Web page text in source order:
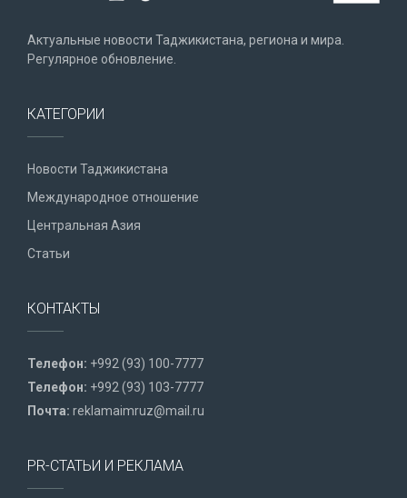
Актуальные новости Таджикистана, региона и мира.
Регулярное обновление.
КАТЕГОРИИ
Новости Таджикистана
Международное отношение
Центральная Азия
Статьи
КОНТАКТЫ
Телефон: +992 (93) 100-7777
Телефон: +992 (93) 103-7777
Почта: reklamaimruz@mail.ru
PR-СТАТЬИ И РЕКЛАМА